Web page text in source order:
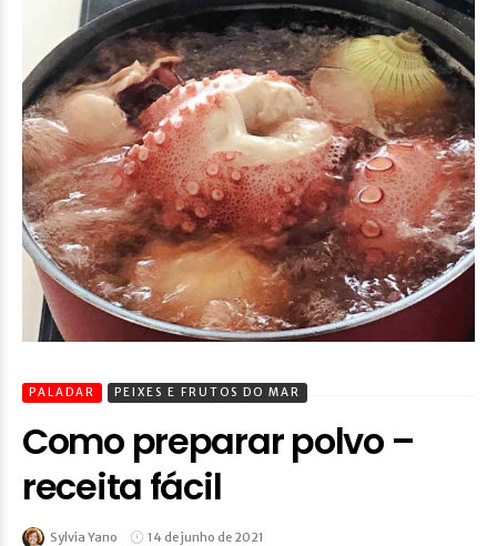
PALADAR PEIXES E FRUTOS DO MAR
Como preparar polvo –
receita fácil
Sylvia Yano 14 de junho de 2021